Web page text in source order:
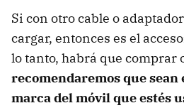
Si con otro cable o
cargar, entonces es el
lo tanto, habrá que comprar
recomendaremos que sean
marca del móvil que estés